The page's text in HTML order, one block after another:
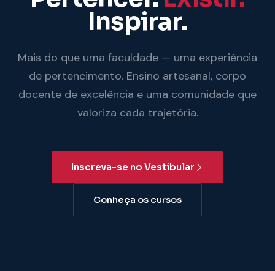
Inspirar.
Mais do que uma faculdade — uma experiência
de pertencimento. Ensino artesanal, corpo
docente de excelência e uma comunidade que
valoriza cada trajetória.
Inscreva-se no Vestibular
Conheça os cursos